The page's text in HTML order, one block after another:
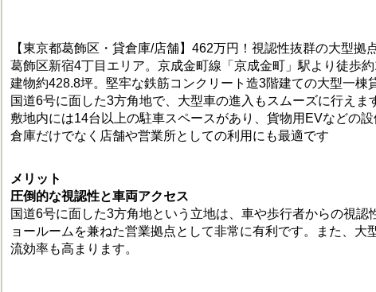
【東京都葛飾区・貸倉庫/店舗】462万円！視認性抜群の大型拠
葛飾区新宿4丁目エリア。京成金町線「京成金町」駅より徒歩約
建物約428.8坪。堅牢な鉄筋コンクリート造3階建ての大型一棟
国道6号に面した3方角地で、大型車の進入もスムーズに行えま
敷地内には14台以上の駐車スペースがあり、貨物用EVなどの設
倉庫だけでなく店舗や営業所としての利用にも最適です
メリット
圧倒的な視認性と車両アクセス
国道6号に面した3方角地という立地は、車や歩行者からの視認
ョールームを兼ねた営業拠点として非常に有利です。また、大
流効率も高まります。